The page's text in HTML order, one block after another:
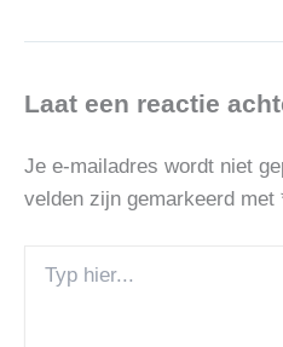
Laat een reactie
Je e-mailadres wordt niet
velden zijn gemarkeerd met
hier...